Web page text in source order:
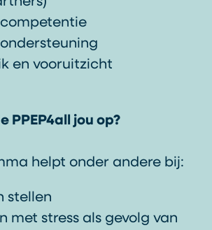
en vooruitzicht
PPEP4all jou op?
helpt onder andere bij:
stellen
met stress als gevolg van